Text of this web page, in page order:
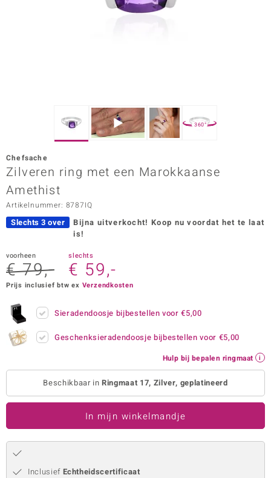
Vogue
Collection
360°
Chefsache
Zilveren ring met een Marokkaanse
Amethist
Artikelnummer: 8787IQ
Slechts 3 over Bijna uitverkocht! Koop nu voordat het te laat
is!
voorheen
€ 79,-
slechts
€ 59,-
Prijs inclusief btw ex Verzendkosten
Sieradendoosje bijbestellen voor€5,00
Geschenksieradendoosje bijbestellen voor €5,00
Hulp bij bepalen ringmaat
Beschikbaar inRingmaat 17, Zilver, geplatineerd
In mijn winkelmandje
Inclusief Echtheidscertificaat